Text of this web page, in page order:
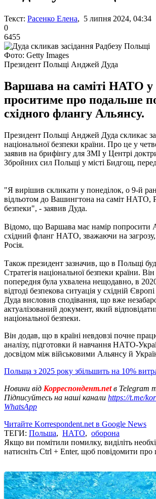
Текст: Расенко Елена, 5 липня 2024, 04:34
0
6455
Фото: Getty Images
Президент Польщі Анджей Дуда
Варшава на саміті НАТО у
проситиме про подальше
східного флангу Альянсу.
Президент Польщі Анджей Дуда скликає
національної безпеки країни. Про це у
заявив на брифінгу для ЗМІ у Центрі
Збройних сил Польщі у місті Бидгощ,
"Я вирішив скликати у понеділок, о 9-й
відльотом до Вашингтона на саміт НАТО,
безпеки", - заявив Дуда.
Відомо, що Варшава має намір попросити
східний фланг НАТО, зважаючи на загрозу,
Росія.
Також президент зазначив, що в Польщі
Стратегія національної безпеки країни.
попередня була ухвалена нещодавно, в
відтоді безпекова ситуація у східній
Дуда висловив сподівання, що вже
актуалізований документ, який
національної безпеки.
Він додав, що в країні невдовзі почне
аналізу, підготовки й навчання НАТО-
досвідом між військовими Альянсу й
Польща з 2025 року збільшить на 10%
Новини від Корреспондент.netв Telegram
Підписуйтесь на наші канали https://t.me/
WhatsApp
Читайте Korrespondent.net в Google News
ТЕГИ: Польша, НАТО, оборона
Якщо ви помітили помилку, виділіть
натисніть Ctrl + Enter, щоб повідомити про